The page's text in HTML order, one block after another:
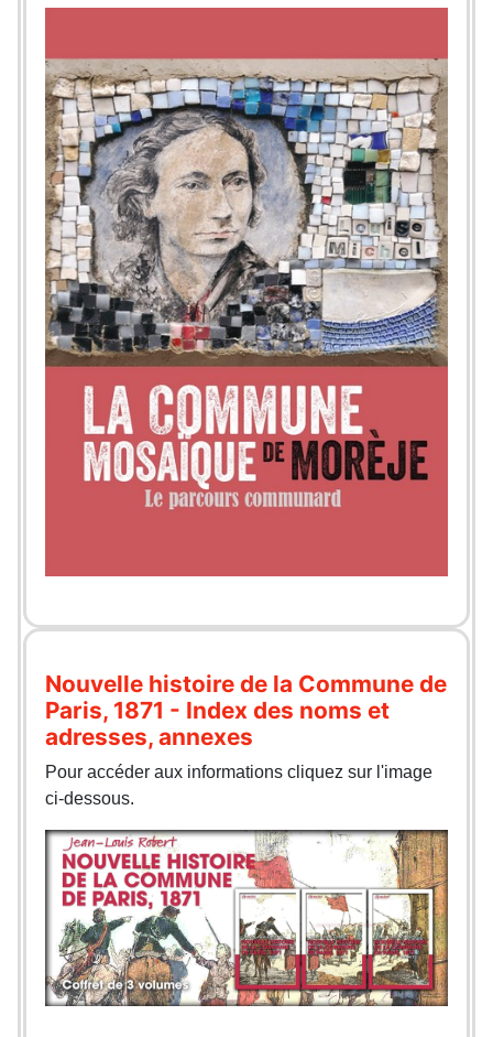
Nouvelle histoire de la Commune de
Paris, 1871 - Index des noms et
adresses, annexes
Pour accéder aux informations cliquez sur l'image
ci-dessous.